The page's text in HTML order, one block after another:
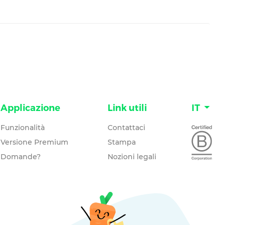
Applicazione
Funzionalità
Versione Premium
Domande?
Link utili
Contattaci
Stampa
Nozioni legali
IT